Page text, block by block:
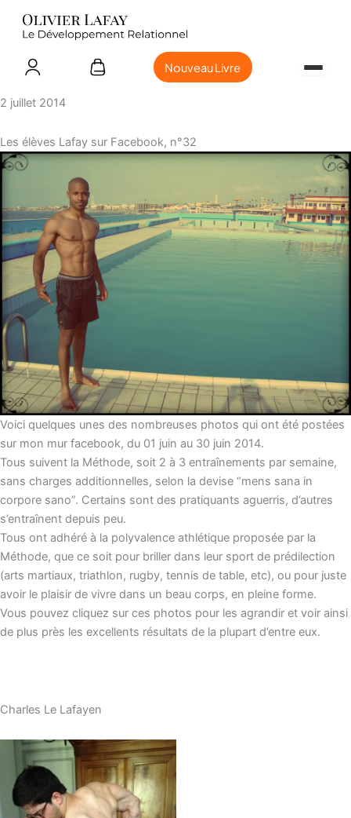
Nouveau Livre
2 juillet 2014
Les élèves Lafay sur Facebook, n°32
Voici quelques unes des nombreuses photos qui ont été postées
sur mon mur facebook, du 01 juin au 30 juin 2014.
Tous suivent la Méthode, soit 2 à 3 entraînements par semaine,
sans charges additionnelles, selon la devise “mens sana in
corpore sano”. Certains sont des pratiquants aguerris, d’autres
s’entraînent depuis peu.
Tous ont adhéré à la polyvalence athlétique proposée par la
Méthode, que ce soit pour briller dans leur sport de prédilection
(arts martiaux, triathlon, rugby, tennis de table, etc), ou pour juste
avoir le plaisir de vivre dans un beau corps, en pleine forme.
Vous pouvez cliquez sur ces photos pour les agrandir et voir ainsi
de plus près les excellents résultats de la plupart d’entre eux.
Charles Le Lafayen